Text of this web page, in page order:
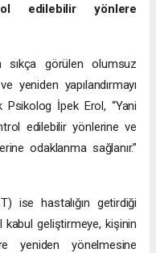
edilebilir yönlere
sıkça görülen olumsuz
yapılandırmayı
Psikolog İpek Erol, “Yani
edilebilir yönlerine ve
odaklanma sağlanır.”
ise hastalığın getirdiği
kabul geliştirmeye, kişinin
yeniden yönelmesine